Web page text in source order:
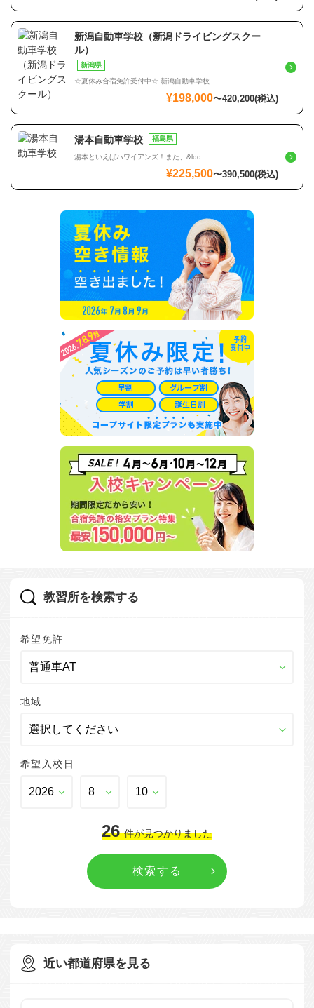
新潟県
新潟自動車学校（新潟ドライビングスクー
ル）
☆夏休み合宿免許受付中☆ 新潟自動車学校...
¥198,000〜420,200(税込)
福島県
湯本自動車学校
湯本といえばハワイアンズ！また、&ldq...
¥225,500〜390,500(税込)
教習所を検索する
希望免許
地域
希望入校日
26 件が見つかりました
近い都道府県を見る